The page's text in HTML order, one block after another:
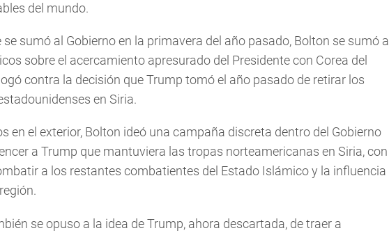
del mundo.
se sumó al Gobierno en la primavera del año pasado, Bolton se sumó a
sobre el acercamiento apresurado del Presidente con Corea del
contra la decisión que Trump tomó el año pasado de retirar los
en Siria.
en el exterior, Bolton ideó una campaña discreta dentro del Gobierno
a Trump que mantuviera las tropas norteamericanas en Siria, con
a los restantes combatientes del Estado Islámico y la influencia
se opuso a la idea de Trump, ahora descartada, de traer a